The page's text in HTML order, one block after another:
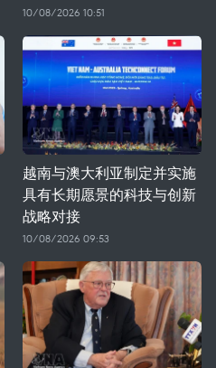
10/08/2026 10:51
越南与澳大利亚制定并实施
具有长期愿景的科技与创新
战略对接
10/08/2026 09:53